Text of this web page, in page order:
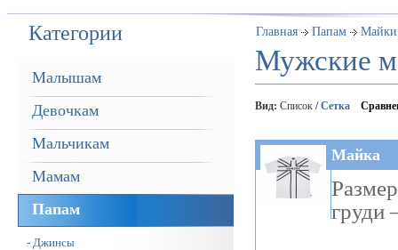
Категории
Малышам
Девочкам
Мальчикам
Мамам
Папам
- Джинсы
Главная Папам Майки
Мужские
Вид: Список / Сетка
Майка
груди